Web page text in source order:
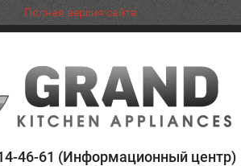
Полная версия сайта
46-61 (Информационный центр)